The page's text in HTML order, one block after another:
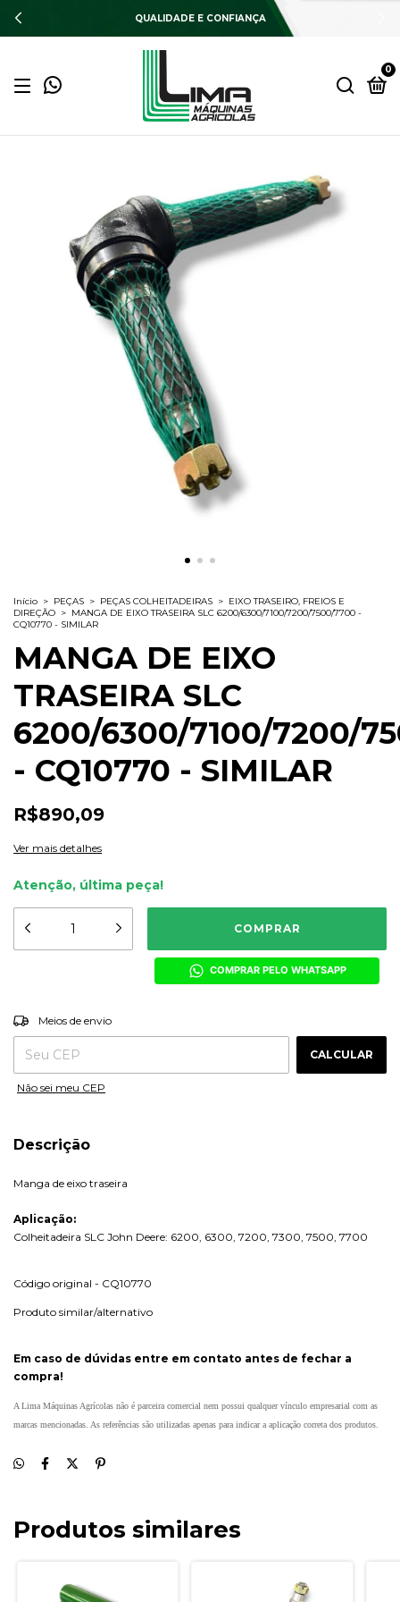
QUALIDADE E CONFIANÇA
0
Início > PEÇAS > PEÇAS COLHEITADEIRAS > EIXO TRASEIRO, FREIOS E
DIREÇÃO > MANGA DE EIXO TRASEIRA SLC 6200/6300/7100/7200/7500/7700 -
CQ10770 - SIMILAR
MANGA DE EIXO
TRASEIRA SLC
6200/6300/7100/7200/
- CQ10770 - SIMILAR
R$890,09
Ver mais detalhes
Atenção, última peça!
COMPRAR PELO WHATSAPP
Entregas para o CEP:
Meios de envio
CALCULAR
Não sei meu CEP
Descrição
Manga de eixo traseira
Aplicação:
Colheitadeira SLC John Deere: 6200, 6300, 7200, 7300, 7500, 7700
Código original - CQ10770
Produto similar/alternativo
Em caso de dúvidas entre em contato antes de fechar a
compra!
A Lima Máquinas Agrícolas não é parceira comercial nem possui qualquer vínculo empresarial com as
marcas mencionadas. As referências são utilizadas apenas para indicar a aplicação correta dos produtos.
Produtos similares